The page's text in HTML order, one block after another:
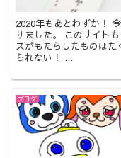
2020年もあとわずか！
りました。 このサイト
スがもたらしたものは
られない！ ...
ブログ